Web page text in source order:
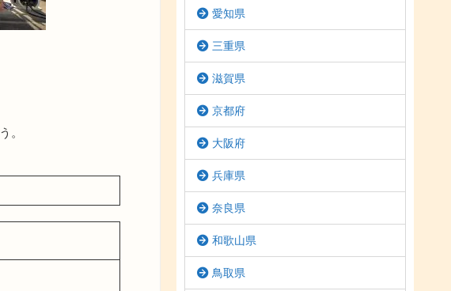
。
愛知県
三重県
滋賀県
京都府
大阪府
兵庫県
奈良県
和歌山県
鳥取県